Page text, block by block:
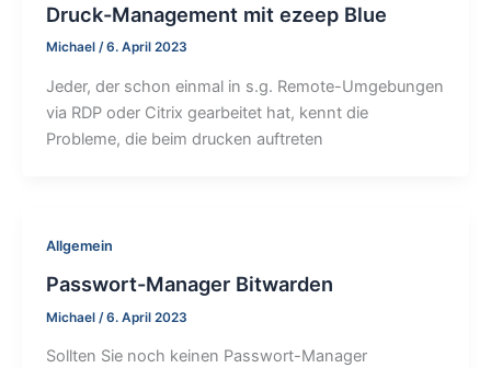
Druck-Management mit ezeep Blue
Michael /6. April 2023
Jeder, der schon einmal in s.g. Remote-Umgebungen
via RDP oder Citrix gearbeitet hat, kennt die
Probleme, die beim drucken auftreten
Allgemein
Passwort-Manager Bitwarden
Michael /6. April 2023
Sollten Sie noch keinen Passwort-Manager